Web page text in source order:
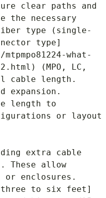
clear paths and
the necessary
type (single-
type]
what-
(MPO, LC,
cable length.
expansion.
length to
or layout
extra cable
These allow
or enclosures.
to six feet]